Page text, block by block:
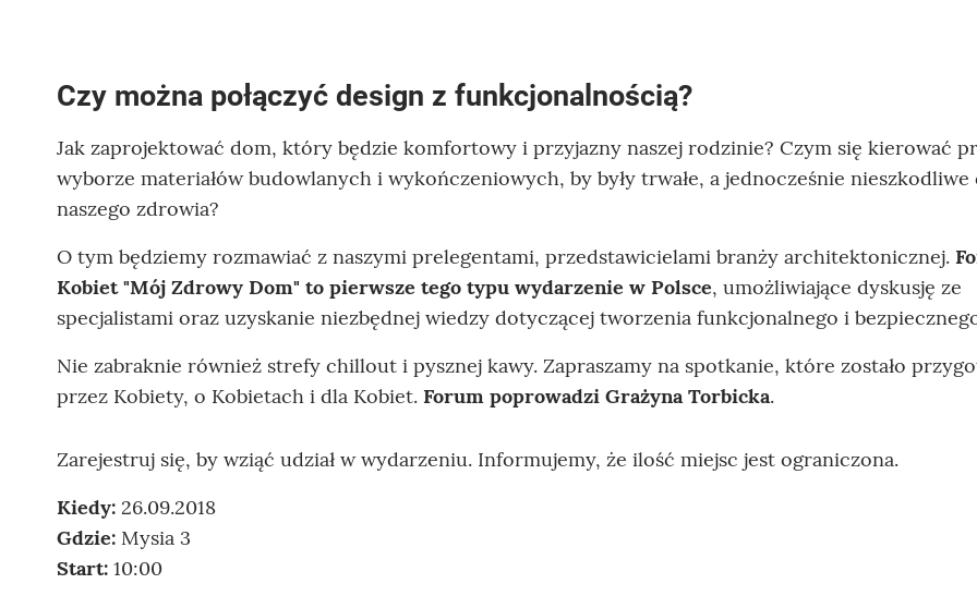
Czy można połączyć design z funkcjonalnością?
Jak zaprojektować dom, który będzie komfortowy i przyjazny naszej rodzinie? Czym się kierować
wyborze materiałów budowlanych i wykończeniowych, by były trwałe, a jednocześnie nieszkodliwe
naszego zdrowia?
O tym będziemy rozmawiać z naszymi prelegentami, przedstawicielami branży architektonicznej.
Kobiet "Mój Zdrowy Dom" to pierwsze tego typu wydarzenie w Polsce, umożliwiające dyskusję ze
specjalistami oraz uzyskanie niezbędnej wiedzy dotyczącej tworzenia funkcjonalnego i
Nie zabraknie również strefy chillout i pysznej kawy. Zapraszamy na spotkanie, które zostało
przez Kobiety, o Kobietach i dla Kobiet. Forum poprowadzi Grażyna Torbicka.
Zarejestruj się, by wziąć udział w wydarzeniu. Informujemy, że ilość miejsc jest ograniczona.
Kiedy: 26.09.2018
Gdzie: Mysia 3
Start: 10:00